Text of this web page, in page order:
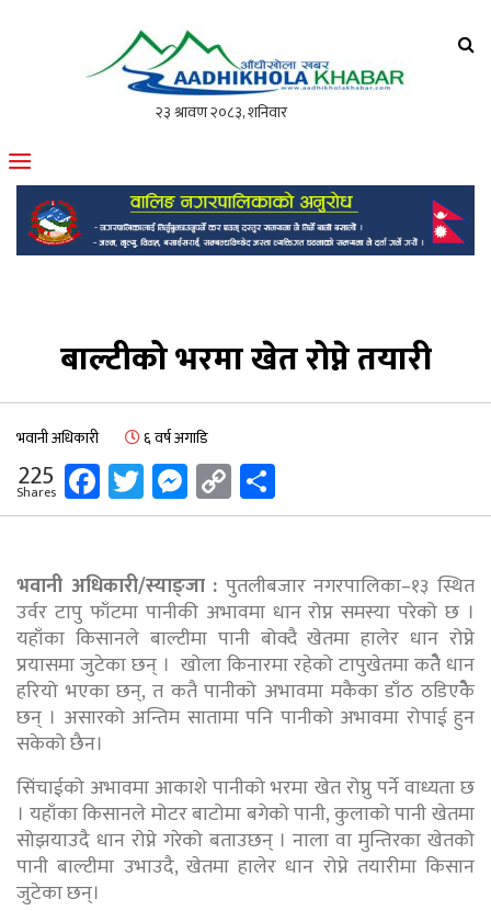
मोफसलकै लोकप्रिय अनलाइन पत्रिका
बाल्टीको भरमा खेत रोप्ने तयारी
भवानी अधिकारी ६ वर्ष अगाडि
225
Shares Facebook
Twitter
Messenger
Copy
Link
भवानी अधिकारी/स्याङ्जा : पुतलीबजार नगरपालिका–१३ स्थित
उर्वर टापु फाँटमा पानीकी अभावमा धान रोप्न समस्या परेको छ ।
यहाँका किसानले बाल्टीमा पानी बोक्दै खेतमा हालेर धान रोप्ने
प्रयासमा जुटेका छन् । खोला किनारमा रहेको टापुखेतमा कतैे धान
हरियो भएका छन्, त कतै पानीको अभावमा मकैका डाँठ ठडिएकेै
छन् । असारको अन्तिम सातामा पनि पानीको अभावमा रोपाई हुन
सकेको छैन।
सिंचाईको अभावमा आकाशे पानीको भरमा खेत रोप्नु पर्ने वाध्यता छ
। यहाँका किसानले मोटर बाटोमा बगेको पानी, कुलाको पानी खेतमा
सोझयाउदै धान रोप्ने गरेको बताउछन् । नाला वा मुन्तिरका खेतको
पानी बाल्टीमा उभाउदै, खेतमा हालेर धान रोप्ने तयारीमा किसान
जुटेका छन्।